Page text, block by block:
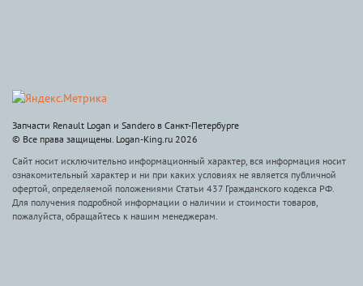
Запчасти Renault Logan и Sandero в Санкт-Петербурге
© Все права защищены. Logan-King.ru 2026
Сайт носит исключительно информационный характер, вся информация носит
ознакомительный характер и ни при каких условиях не является публичной
офертой, определяемой положениями Статьи 437 Гражданского кодекса РФ.
Для получения подробной информации о наличии и стоимости товаров,
пожалуйста, обращайтесь к нашим менеджерам.